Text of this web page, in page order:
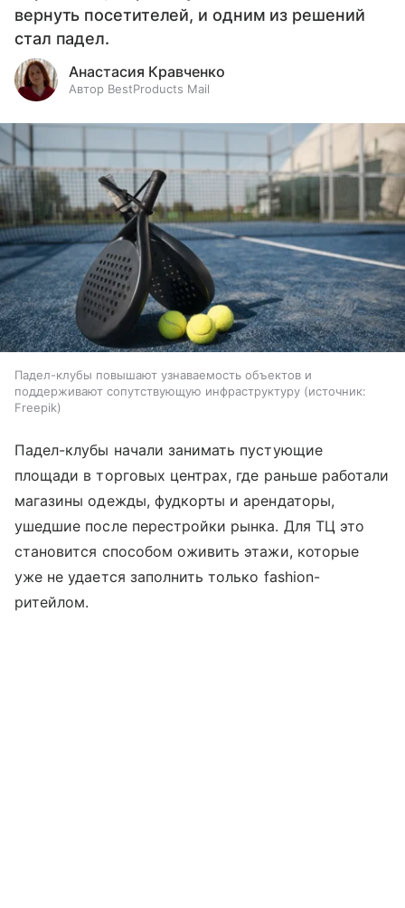
вернуть посетителей, и одним из решений
стал падел.
Анастасия Кравченко
Автор BestProducts Mail
Падел-клубы повышают узнаваемость объектов и
поддерживают сопутствующую инфраструктуру
источник:
Freepik
Падел-клубы начали занимать пустующие
площади в торговых центрах, где раньше работали
магазины одежды, фудкорты и арендаторы,
ушедшие после перестройки рынка. Для ТЦ это
становится способом оживить этажи, которые
уже не удается заполнить только fashion-
ритейлом.